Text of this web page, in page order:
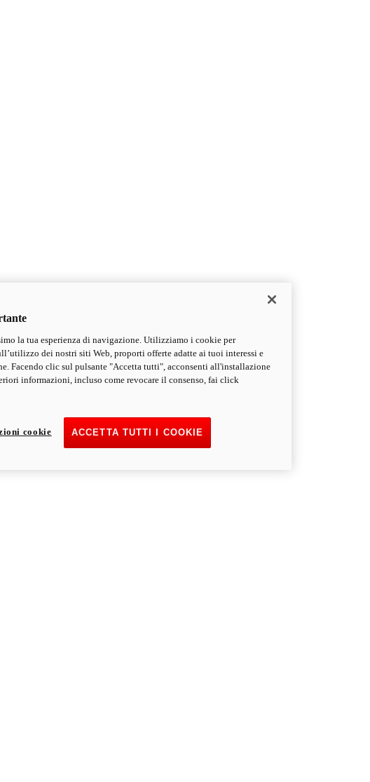
la tua esperienza di navigazione. Utilizziamo i cookie per
dei nostri siti Web, proporti offerte adatte ai tuoi interessi e
Facendo clic sul pulsante "Accetta tutti", acconsenti all'installazione
informazioni, incluso come revocare il consenso, fai click
ACCETTA TUTTI I COOKIE
cookie